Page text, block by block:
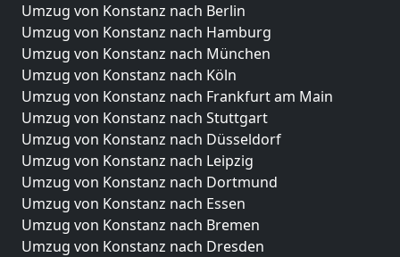
Umzug von Konstanz nach Berlin
Umzug von Konstanz nach Hamburg
Umzug von Konstanz nach München
Umzug von Konstanz nach Köln
Umzug von Konstanz nach Frankfurt am Main
Umzug von Konstanz nach Stuttgart
Umzug von Konstanz nach Düsseldorf
Umzug von Konstanz nach Leipzig
Umzug von Konstanz nach Dortmund
Umzug von Konstanz nach Essen
Umzug von Konstanz nach Bremen
Umzug von Konstanz nach Dresden